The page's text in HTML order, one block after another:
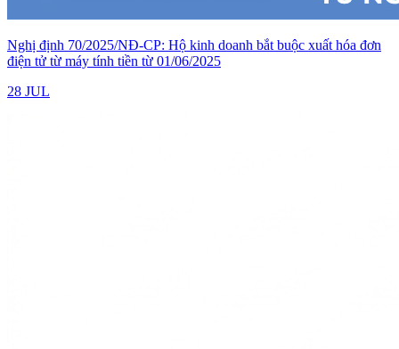
Nghị định 70/2025/NĐ-CP: Hộ kinh doanh bắt buộc xuất hóa đơn
điện tử từ máy tính tiền từ 01/06/2025
28 JUL